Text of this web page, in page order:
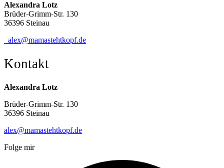
Alexandra Lotz
Brüder-Grimm-Str. 130
36396 Steinau
alex@mamastehtkopf.de
Kontakt
Alexandra Lotz
Brüder-Grimm-Str. 130
36396 Steinau
alex@mamastehtkopf.de
Folge mir